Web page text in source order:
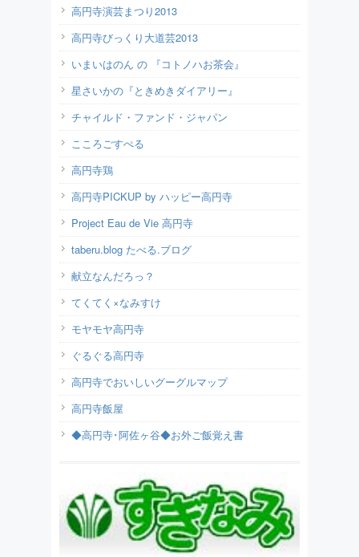
高円寺演芸まつり2013
高円寺びっくり大道芸2013
いまいはのん の 『コトノハお茶会』
星さいかの『ときめきダイアリー』
チャイルド・ファンド・ジャパン
こころごすぺる
高円寺鶏
高円寺PICKUP by ハッピー高円寺
Project Eau de Vie 高円寺
taberu.blog たべる.ブログ
献立なんだろっ？
てくてく×なみすけ
モヤモヤ高円寺
ぐるぐる高円寺
高円寺でおいしいグーグルマップ
高円寺飯屋
◆高円寺･阿佐ヶ谷◆お外ご飯覚え書